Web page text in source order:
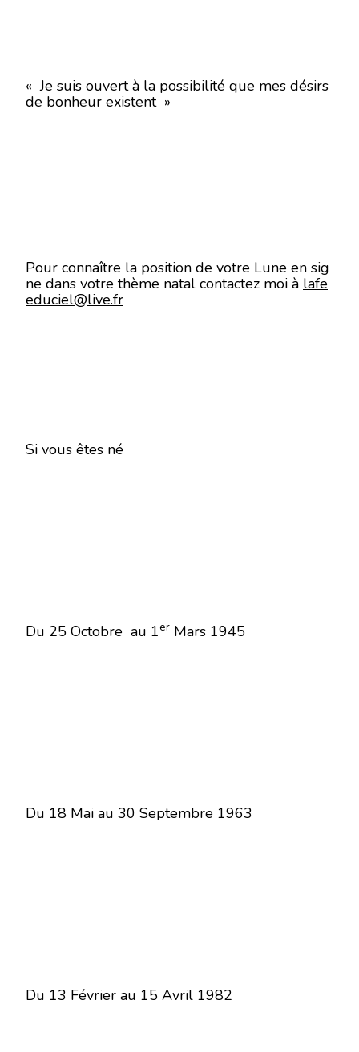
« Je suis ouvert à la possibilité que mes désirs
de bonheur existent »
Pour connaître la position de votre Lune en sig
ne dans votre thème natal contactez moi à lafe
educiel@live.fr
Si vous êtes né
Du 25 Octobre au 1er Mars 1945
Du 18 Mai au 30 Septembre 1963
Du 13 Février au 15 Avril 1982